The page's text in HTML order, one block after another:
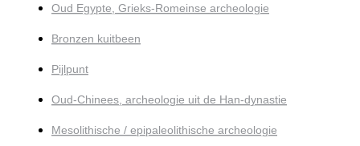
Oud Egypte, Grieks-Romeinse archeologie
Bronzen kuitbeen
Pijlpunt
Oud-Chinees, archeologie uit de Han-dynastie
Mesolithische / epipaleolithische archeologie